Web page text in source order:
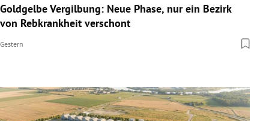
Goldgelbe Vergilbung: Neue Phase, nur ein Bezirk
von Rebkrankheit verschont
Gestern